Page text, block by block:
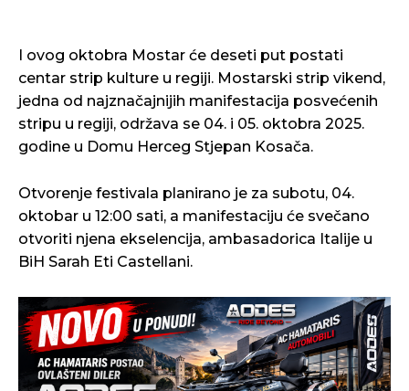
I ovog oktobra Mostar će deseti put postati
centar strip kulture u regiji. Mostarski strip vikend,
jedna od najznačajnijih manifestacija posvećenih
stripu u regiji, održava se 04. i 05. oktobra 2025.
godine u Domu Herceg Stjepan Kosača.
Otvorenje festivala planirano je za subotu, 04.
oktobar u 12:00 sati, a manifestaciju će svečano
otvoriti njena ekselencija, ambasadorica Italije u
BiH Sarah Eti Castellani.